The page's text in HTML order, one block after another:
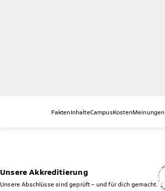
FaktenInhalteCampusKostenMeinungen
Unsere Akkreditierung
Unsere Abschlüsse sind geprüft – und für dich gemacht.